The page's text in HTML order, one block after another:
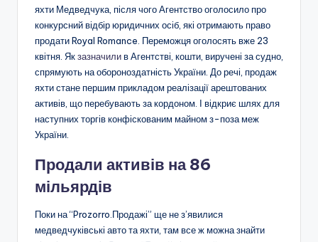
яхти Медведчука, після чого Агентство оголосило про
конкурсний відбір юридичних осіб, які отримають право
продати Royal Romance. Переможця оголосять вже 23
квітня. Якзазначилив Агентстві, кошти, виручені за судно,
спрямують на обороноздатність України. До речі, продаж
яхти стане першим прикладом реалізації арештованих
активів, що перебувають за кордоном. І відкриє шлях для
наступних торгів конфіскованим майном з-поза меж
України.
Продали активів на 86
мільярдів
Поки на “Prozorro.Продажі” ще не з’явилися
медведчуківські авто та яхти, там все ж можна знайти